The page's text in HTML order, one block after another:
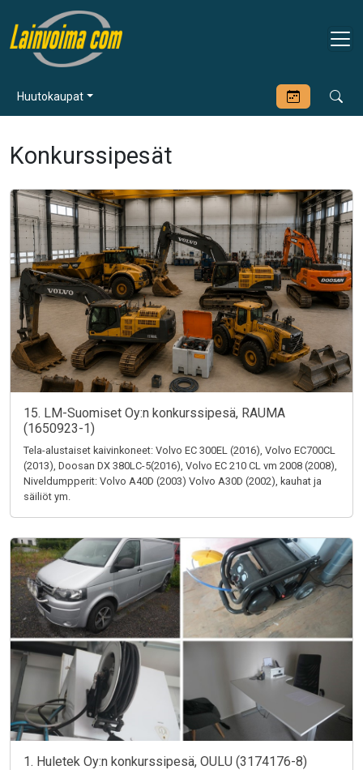
Huutokaupat
Konkurssipesät
15. LM-Suomiset Oy:n konkurssipesä, RAUMA
(1650923-1)
Tela-alustaiset kaivinkoneet: Volvo EC 300EL (2016), Volvo EC700CL
(2013), Doosan DX 380LC-5(2016), Volvo EC 210 CL vm 2008 (2008),
Niveldumpperit: Volvo A40D (2003) Volvo A30D (2002), kauhat ja
säiliöt ym.
1. Huletek Oy:n konkurssipesä, OULU (3174176-8)